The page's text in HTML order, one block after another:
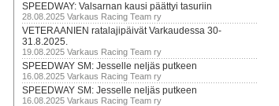
SPEEDWAY: Valsarnan kausi päättyi tasuriin
28.08.2025 Varkaus Racing Team ry
VETERAANIEN ratalajipäivät Varkaudessa 30-
31.8.2025.
19.08.2025 Varkaus Racing Team ry
SPEEDWAY SM: Jesselle neljäs putkeen
16.08.2025 Varkaus Racing Team ry
SPEEDWAY SM: Jesselle neljäs putkeen
16.08.2025 Varkaus Racing Team ry